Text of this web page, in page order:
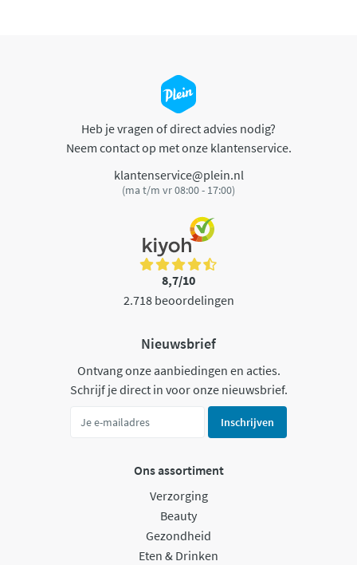
Heb je vragen of direct advies nodig?
Neem contact op met onze klantenservice.
klantenservice@plein.nl
(ma t/m vr 08:00 - 17:00)
8,7/10
2.718 beoordelingen
Nieuwsbrief
Ontvang onze aanbiedingen en acties.
Schrijf je direct in voor onze nieuwsbrief.
Inschrijven
Ons assortiment
Verzorging
Beauty
Gezondheid
Eten & Drinken